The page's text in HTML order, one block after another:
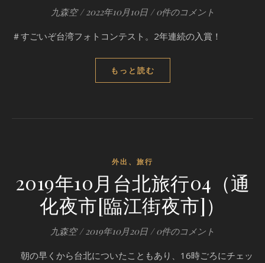
九森空 / 2022年10月10日 / 0件のコメント
＃すごいぞ台湾フォトコンテスト。2年連続の入賞！
もっと読む
外出、旅行
2019年10月台北旅行04（通
化夜市[臨江街夜市]）
九森空 / 2019年10月20日 / 0件のコメント
朝の早くから台北についたこともあり、16時ごろにチェッ